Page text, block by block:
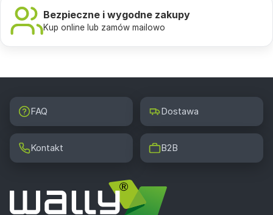
Bezpieczne i wygodne zakupy
Kup online lub zamów mailowo
FAQ Dostawa
Kontakt B2B